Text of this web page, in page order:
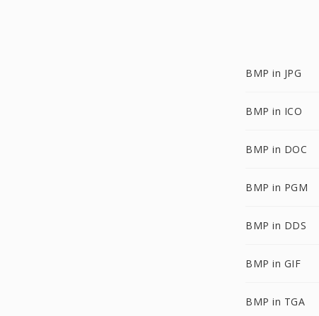
BMP in JPG
BMP in ICO
BMP in DOC
BMP in PGM
BMP in DDS
BMP in GIF
BMP in TGA